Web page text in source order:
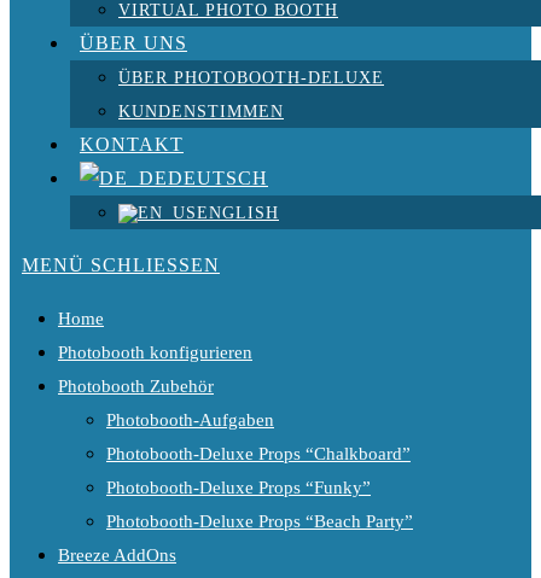
VIRTUAL PHOTO BOOTH
ÜBER UNS
ÜBER PHOTOBOOTH-DELUXE
KUNDENSTIMMEN
KONTAKT
DEUTSCH
ENGLISH
MENÜ SCHLIESSEN
Home
Photobooth konfigurieren
Photobooth Zubehör
Photobooth-Aufgaben
Photobooth-Deluxe Props “Chalkboard”
Photobooth-Deluxe Props “Funky”
Photobooth-Deluxe Props “Beach Party”
Breeze AddOns